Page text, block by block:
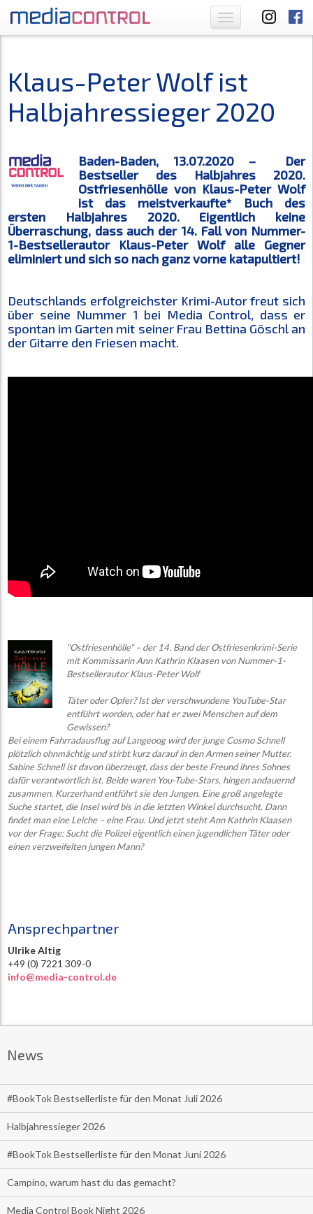
Toggle
navigation
Klaus-Peter Wolf ist
Halbjahressieger 2020
Baden-Baden, 13.07.2020 – Der
Bestseller des Halbjahres 2020.
Ostfriesenhölle von Klaus-Peter Wolf
ist das meistverkaufte* Buch des
ersten Halbjahres 2020. Eigentlich keine
Überraschung, dass auch der 14. Fall von Nummer-
1-Bestsellerautor Klaus-Peter Wolf alle Gegner
eliminiert und sich so nach ganz vorne katapultiert!
Deutschlands erfolgreichster Krimi-Autor freut sich
über seine Nummer 1 bei Media Control, dass er
spontan im Garten mit seiner Frau Bettina Göschl an
der Gitarre den Friesen macht.
"Ostfriesenhölle" – der 14. Band der Ostfriesenkrimi-Serie
mit Kommissarin Ann Kathrin Klaasen von Nummer-1-
Bestsellerautor Klaus-Peter Wolf
Täter oder Opfer? Ist der verschwundene YouTube-Star
entführt worden, oder hat er zwei Menschen auf dem
Gewissen?
Bei einem Fahrradausflug auf Langeoog wird der junge Cosmo Schnell
plötzlich ohnmächtig und stirbt kurz darauf in den Armen seiner Mutter.
Sabine Schnell ist davon überzeugt, dass der beste Freund ihres Sohnes
dafür verantwortlich ist. Beide waren You-Tube-Stars, hingen andauernd
zusammen. Kurzerhand entführt sie den Jungen. Eine groß angelegte
Suche startet, die Insel wird bis in die letzten Winkel durchsucht. Dann
findet man eine Leiche – eine Frau. Und jetzt steht Ann Kathrin Klaasen
vor der Frage: Sucht die Polizei eigentlich einen jugendlichen Täter oder
einen verzweifelten jungen Mann?
Ansprechpartner
Ulrike Altig
+49 (0) 7221 309-0
info@media-control.de
News
#BookTok Bestsellerliste für den Monat Juli 2026
Halbjahressieger 2026
#BookTok Bestsellerliste für den Monat Juni 2026
Campino, warum hast du das gemacht?
Media Control Book Night 2026